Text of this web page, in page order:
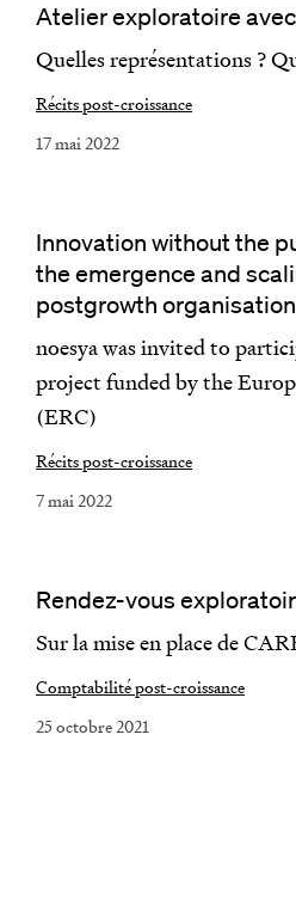
Atelier exploratoire
Quelles représentations ?
Récits post-croissance
17 mai 2022
Innovation without the
the emergence and
postgrowth
noesya was invited to
project funded by the
(ERC)
Récits post-croissance
7 mai 2022
Rendez-vous
Sur la mise en place de
Comptabilité post-croissance
25 octobre 2021